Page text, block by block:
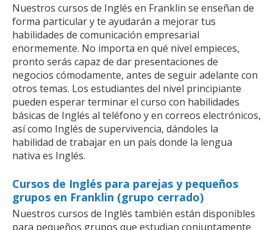
Nuestros cursos de Inglés en Franklin se enseñan de
forma particular y te ayudarán a mejorar tus
habilidades de comunicación empresarial
enormemente. No importa en qué nivel empieces,
pronto serás capaz de dar presentaciones de
negocios cómodamente, antes de seguir adelante con
otros temas. Los estudiantes del nivel principiante
pueden esperar terminar el curso con habilidades
básicas de Inglés al teléfono y en correos electrónicos,
así como Inglés de supervivencia, dándoles la
habilidad de trabajar en un país donde la lengua
nativa es Inglés.
Cursos de Inglés para parejas y pequeños
grupos en Franklin (grupo cerrado)
Nuestros cursos de Inglés también están disponibles
para pequeños grupos que estudian conjuntamente